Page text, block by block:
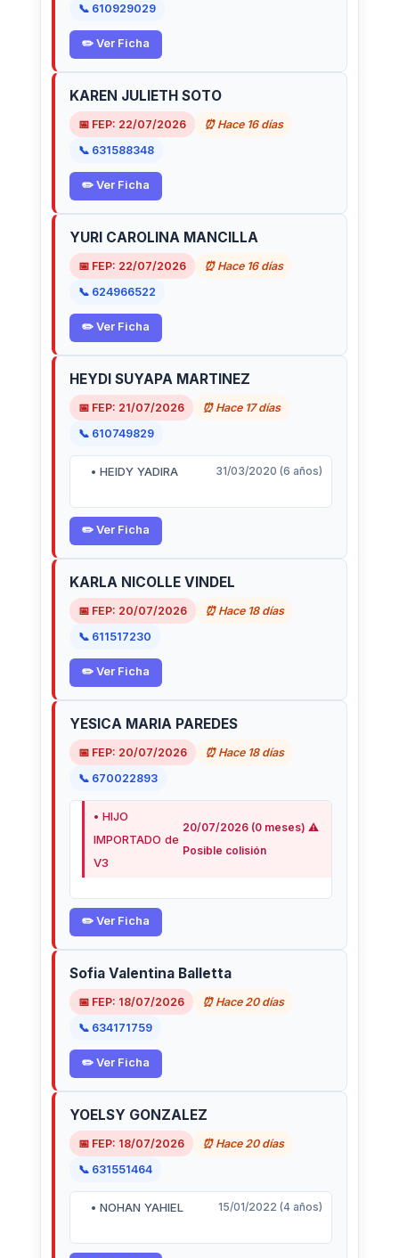
📞 610929029
✏️ Ver Ficha
KAREN JULIETH SOTO
📅 FEP: 22/07/2026
⏰ Hace 16 días
📞 631588348
✏️ Ver Ficha
YURI CAROLINA MANCILLA
📅 FEP: 22/07/2026
⏰ Hace 16 días
📞 624966522
✏️ Ver Ficha
HEYDI SUYAPA MARTINEZ
📅 FEP: 21/07/2026
⏰ Hace 17 días
📞 610749829
• HEIDY YADIRA 31/03/2020 (6 años)
✏️ Ver Ficha
KARLA NICOLLE VINDEL
📅 FEP: 20/07/2026
⏰ Hace 18 días
📞 611517230
✏️ Ver Ficha
YESICA MARIA PAREDES
📅 FEP: 20/07/2026
⏰ Hace 18 días
📞 670022893
• HIJO
IMPORTADO de
V3
20/07/2026 (0 meses) ⚠️
Posible colisión
✏️ Ver Ficha
Sofia Valentina Balletta
📅 FEP: 18/07/2026
⏰ Hace 20 días
📞 634171759
✏️ Ver Ficha
YOELSY GONZALEZ
📅 FEP: 18/07/2026
⏰ Hace 20 días
📞 631551464
• NOHAN YAHIEL 15/01/2022 (4 años)